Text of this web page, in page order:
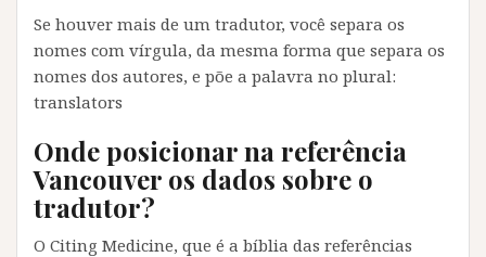
Se houver mais de um tradutor, você separa os
nomes com vírgula, da mesma forma que separa os
nomes dos autores, e põe a palavra no plural:
translators
Onde posicionar na referência
Vancouver os dados sobre o
tradutor?
O Citing Medicine, que é a bíblia das referências